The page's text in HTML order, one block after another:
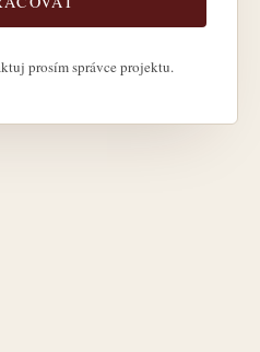
prosím správce projektu.